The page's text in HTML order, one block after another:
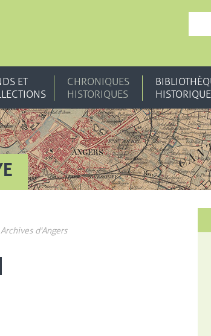
ET
CHRONIQUES
HISTORIQUES
HISTORIQUE
d'Angers